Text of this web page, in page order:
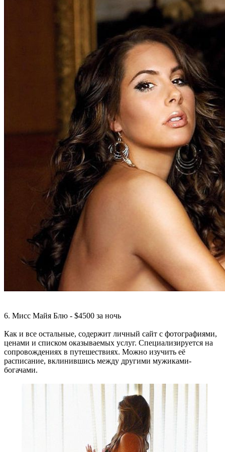
6. Мисс Майя Блю - $4500 за ночь
Как и все остальные, содержит личный сайт с фотографиями,
ценами и списком оказываемых услуг. Специализируется на
сопровождениях в путешествиях. Можно изучить её
расписание, вклинившись между другими мужиками-
богачами.